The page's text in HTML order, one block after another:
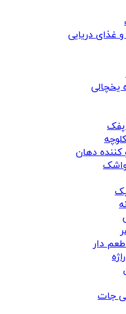
غذای دریایی
یخچالی
دهان
دار
جات